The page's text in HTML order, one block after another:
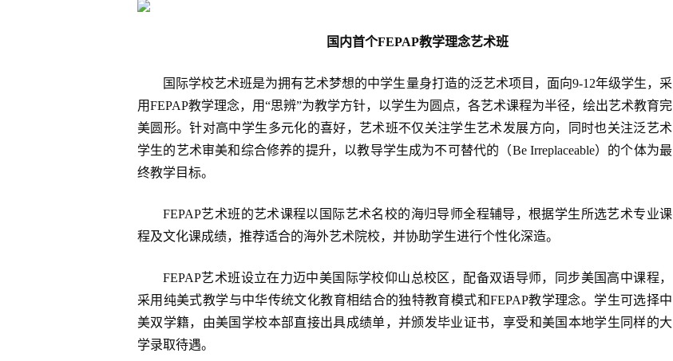
国内首个FEPAP教学理念艺术班
国际学校艺术班是为拥有艺术梦想的中学生量身打造的泛艺术项目，面向9-12年级学生，采
用FEPAP教学理念，用“思辨”为教学方针，以学生为圆点，各艺术课程为半径，绘出艺术教育完
美圆形。针对高中学生多元化的喜好，艺术班不仅关注学生艺术发展方向，同时也关注泛艺术
学生的艺术审美和综合修养的提升，以教导学生成为不可替代的（Be Irreplaceable）的个体为最
终教学目标。
FEPAP艺术班的艺术课程以国际艺术名校的海归导师全程辅导，根据学生所选艺术专业课
程及文化课成绩，推荐适合的海外艺术院校，并协助学生进行个性化深造。
FEPAP艺术班设立在力迈中美国际学校仰山总校区，配备双语导师，同步美国高中课程，
采用纯美式教学与中华传统文化教育相结合的独特教育模式和FEPAP教学理念。学生可选择中
美双学籍，由美国学校本部直接出具成绩单，并颁发毕业证书，享受和美国本地学生同样的大
学录取待遇。